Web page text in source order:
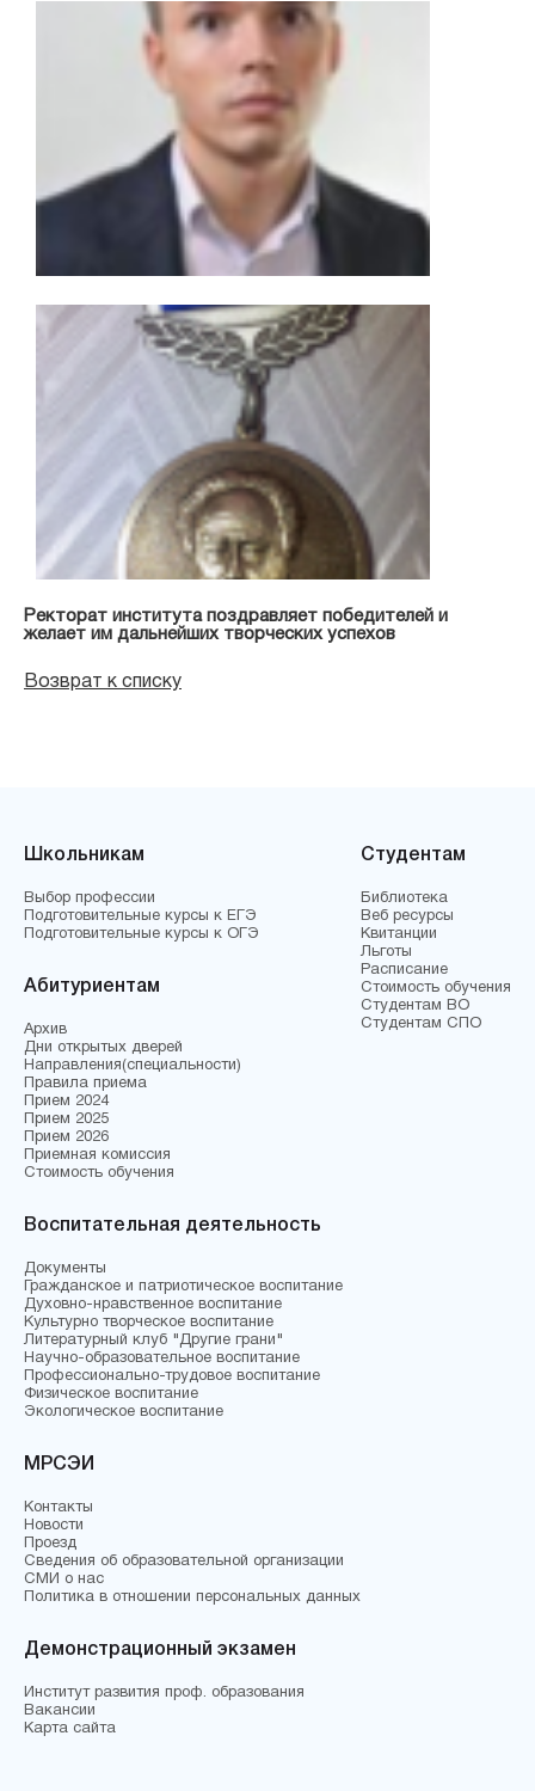
Ректорат института поздравляет победителей и
желает им дальнейших творческих успехов
Возврат к списку
Школьникам
Выбор профессии
Подготовительные курсы к ЕГЭ
Подготовительные курсы к ОГЭ
Абитуриентам
Архив
Дни открытых дверей
Направления(специальности)
Правила приема
Прием 2024
Прием 2025
Прием 2026
Приемная комиссия
Стоимость обучения
Студентам
Библиотека
Веб ресурсы
Квитанции
Льготы
Расписание
Стоимость обучения
Студентам ВО
Студентам СПО
Воспитательная деятельность
Документы
Гражданское и патриотическое воспитание
Духовно-нравственное воспитание
Культурно творческое воспитание
Литературный клуб "Другие грани"
Научно-образовательное воспитание
Профессионально-трудовое воспитание
Физическое воспитание
Экологическое воспитание
МРСЭИ
Контакты
Новости
Проезд
Сведения об образовательной организации
СМИ о нас
Политика в отношении персональных данных
Демонстрационный экзамен
Институт развития проф. образования
Вакансии
Карта сайта